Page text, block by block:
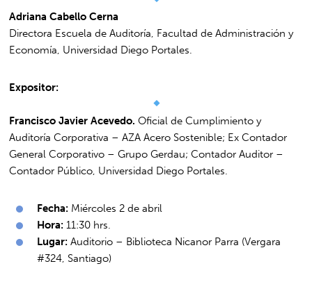
Adriana Cabello Cerna
Directora Escuela de Auditoría, Facultad de Administración y
Economía, Universidad Diego Portales.
Expositor:
Francisco Javier Acevedo.Oficial de Cumplimiento y
Auditoría Corporativa – AZA Acero Sostenible; Ex Contador
General Corporativo – Grupo Gerdau; Contador Auditor –
Contador Público, Universidad Diego Portales.
Fecha: Miércoles 2 de abril
Hora: 11:30 hrs.
Lugar: Auditorio – Biblioteca Nicanor Parra (Vergara
#324, Santiago)